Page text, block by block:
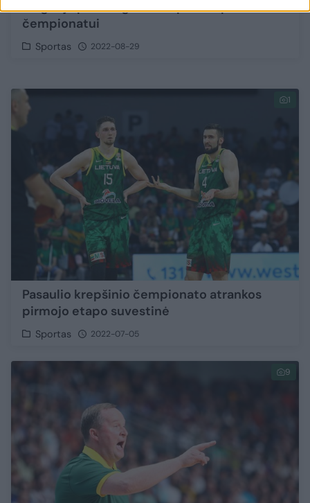
Bulgarija pasirengusi Europos krepšinio
čempionatui
Sportas 2022-08-29
1
Pasaulio krepšinio čempionato atrankos
pirmojo etapo suvestinė
Sportas 2022-07-05
9